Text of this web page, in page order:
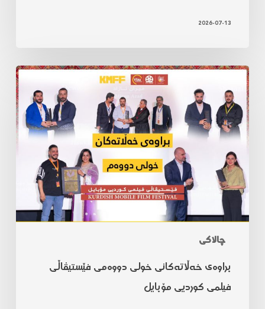
2026-07-13
چالاکی
براوەی خەڵاتەکانی خولی دووەمی فێستیڤاڵی
فیلمی کوردیی مۆبایل